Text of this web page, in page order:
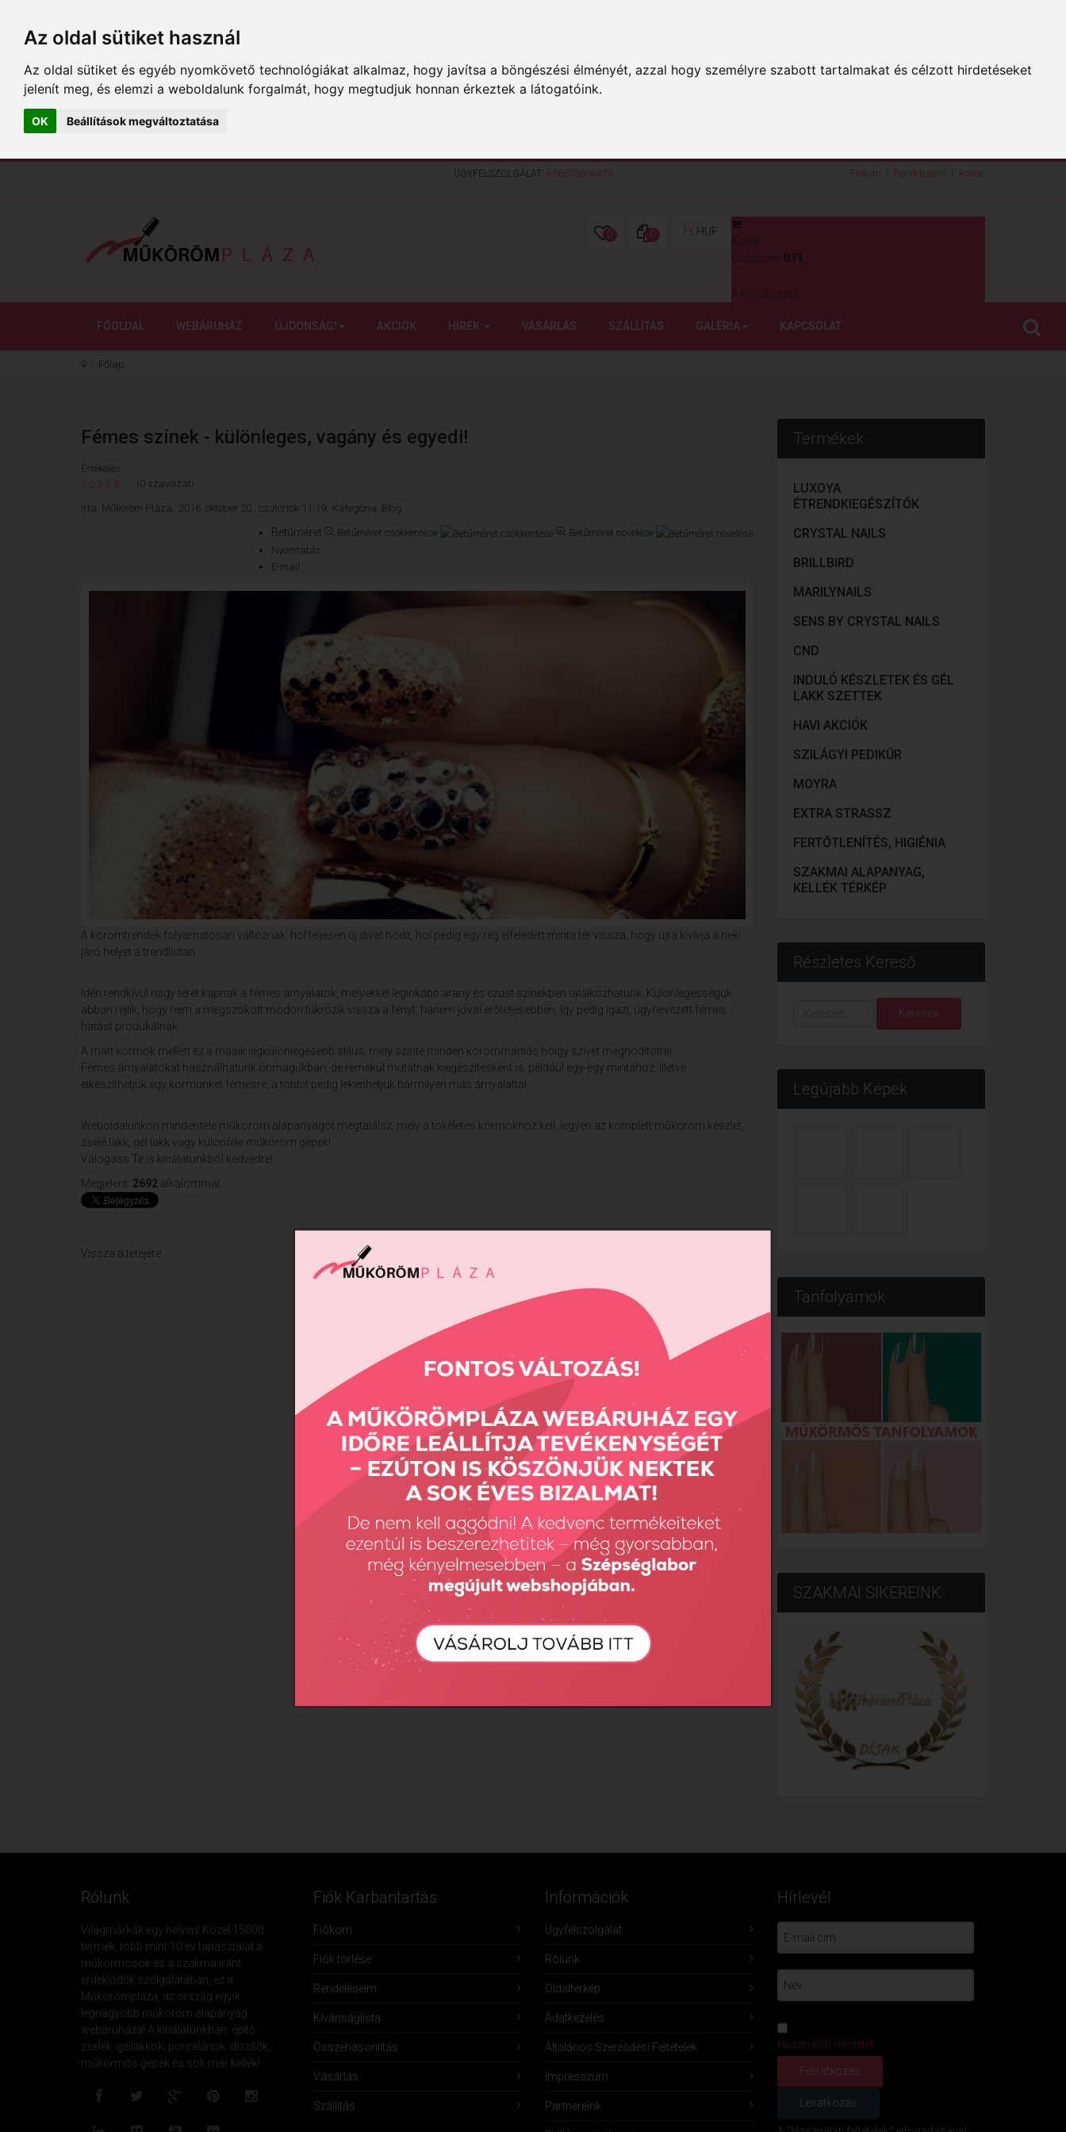
Az oldal sütiket használ
Az oldal sütiket és egyéb nyomkövető technológiákat alkalmaz, hogy javítsa a böngészési élményét, azzal hogy személyre szabott tartalmakat és célzott hirdetéseket
jelenít meg, és elemzi a weboldalunk forgalmát, hogy megtudjuk honnan érkeztek a látogatóink.
OK Beállítások megváltoztatása
ÜGYFÉLSZOLGÁLAT: +36303606429 Fiókom Rendeléseim Kosár
0 0 Ft HUF
Kosár
Összesen: 0 Ft
A kosár üres!
FŐOLDAL WEBÁRUHÁZ ÚJDONSÁG! AKCIÓK HÍREK VÁSÁRLÁS SZÁLLÍTÁS GALÉRIA KAPCSOLAT
Főlap
Fémes színek - különleges, vagány és egyedi!
Értékelés:
1 2 3 4 5 (0 szavazat)
Írta: Műköröm Pláza; 2016. október 20., csütörtök 11:19; Kategória: Blog;
Betűméret Betűméret csökkentése
Betűméret növelése
Nyomtatás
E-mail
A körömtrendek folyamatosan változnak: hol teljesen új divat hódít, hol pedig egy rég elfeledett minta tér vissza, hogy újra kivívja a neki
járó helyet a trendlistán.
Idén rendkívül nagy teret kapnak a fémes árnyalatok, melyekkel leginkább arany és ezüst színekben találkozhatunk. Különlegességük
abban rejlik, hogy nem a megszokott módon tükrözik vissza a fényt, hanem jóval erőteljesebben, így pedig igazi, úgynevezett fémes
hatást produkálnak.
A matt körmök mellett ez a másik legkülönlegesebb stílus, mely szinte minden körömmániás hölgy szívét meghódította!
Fémes árnyalatokat használhatunk önmagukban, de remekül mutatnak kiegészítésként is, például egy-egy mintához, illetve
elkészíthetjük egy körmünket fémesre, a többit pedig lekenhetjük bármilyen más árnyalattal.
Weboldalunkon mindenféle műköröm alapanyagot megtalálsz, mely a tökéletes körmökhöz kell, legyen az komplett műköröm készlet,
zselé lakk, gél lakk vagy különféle műköröm gépek!
Válogass Te is kínálatunkból kedvedre!
Megjelent: 2692 alkalommal
Vissza a tetejére
Termékek
LUXOYA
ÉTRENDKIEGÉSZÍTŐK
CRYSTAL NAILS
BRILLBIRD
MARILYNAILS
SENS BY CRYSTAL NAILS
CND
INDULÓ KÉSZLETEK ÉS GÉL
LAKK SZETTEK
HAVI AKCIÓK
SZILÁGYI PEDIKŰR
MOYRA
EXTRA STRASSZ
FERTŐTLENÍTÉS, HIGIÉNIA
SZAKMAI ALAPANYAG,
KELLÉK TÉRKÉP
Részletes Kereső
Keresés
Legújabb Képek
Tanfolyamok
SZAKMAI SIKEREINK
Rólunk
Világmárkák egy helyen! Közel 15000
termék, több mint 10 év tapasztalat a
műkörmösök és a szakma iránt
érdeklődők szolgálatában, ez a
Műkörömpláza, az ország egyik
legnagyobb műköröm alapanyag
webáruháza! A kínálatunkban: építő
zselék, géllakkok, porcelánok, díszítők,
műkörmös gépek és sok már kellék!
Fiók Karbantartás
Fiókom
Fiók törlése
Rendeléseim
Kívánságlista
Összehasonlítás
Vásárlás
Szállítás
Információk
Ügyfélszolgálat
Rólunk
Oldaltérkép
Adatkezelés
Általános Szerződési Feltételek
Impresszum
Partnereink
Hírlevél
Használati feltételek